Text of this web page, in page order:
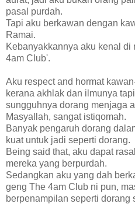
pasal purdah.
Tapi aku berkawan dengan
Ramai.
Kebanyakkannya aku kenal
4am Club'.
Aku respect and hormat
kerana akhlak dan ilmunya
sungguhnya dorang menjaga
Masyallah, sangat istiqomah.
Banyak pengaruh dorang
kuat untuk jadi seperti dorang.
Being said that, aku dapat
mereka yang berpurdah.
Sedangkan aku yang dah
geng The 4am Club ni pun,
berpenampilan seperti dorang